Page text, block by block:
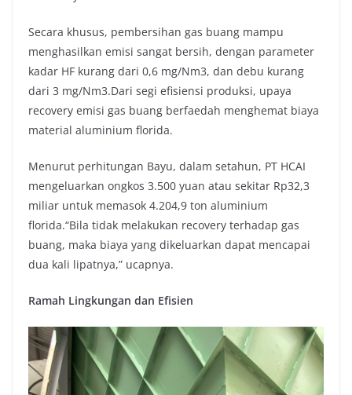
Secara khusus, pembersihan gas buang mampu
menghasilkan emisi sangat bersih, dengan parameter
kadar HF kurang dari 0,6 mg/Nm3, dan debu kurang
dari 3 mg/Nm3.Dari segi efisiensi produksi, upaya
recovery emisi gas buang berfaedah menghemat biaya
material aluminium florida.
Menurut perhitungan Bayu, dalam setahun, PT HCAI
mengeluarkan ongkos 3.500 yuan atau sekitar Rp32,3
miliar untuk memasok 4.204,9 ton aluminium
florida.“Bila tidak melakukan recovery terhadap gas
buang, maka biaya yang dikeluarkan dapat mencapai
dua kali lipatnya,” ucapnya.
Ramah Lingkungan dan Efisien